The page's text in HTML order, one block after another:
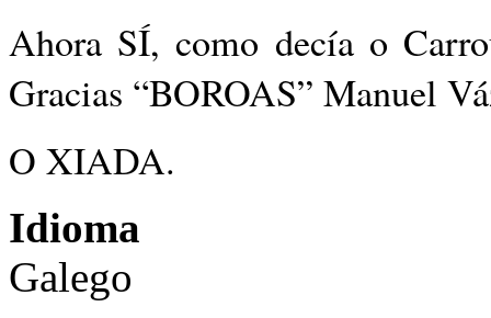
Ahora SÍ, como decía o
Gracias “BOROAS” Manuel
O XIADA.
Idioma
Galego